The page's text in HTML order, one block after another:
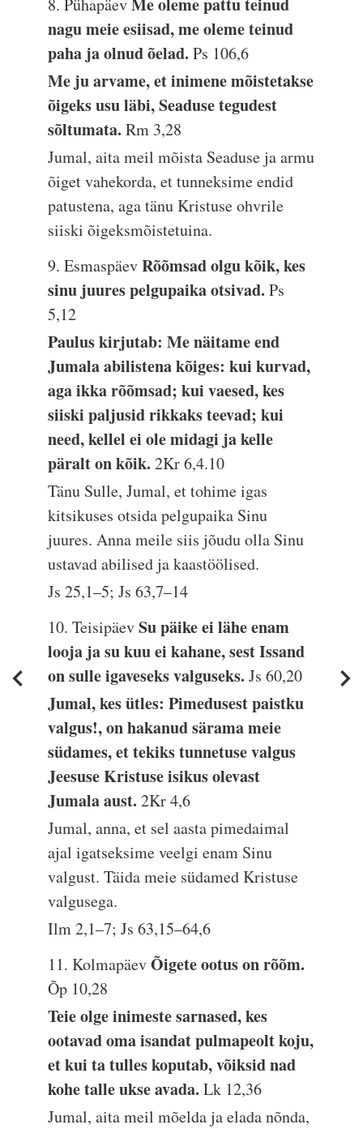
8. Pühapäev
nagu meie esiisad, me oleme teinud
paha ja olnud õelad.Ps 106,6
Me ju arvame, et inimene mõistetakse
õigeks usu läbi, Seaduse tegudest
sõltumata.Rm 3,28
Jumal, aita meil mõista Seaduse ja armu
õiget vahekorda, et tunneksime endid
patustena, aga tänu Kristuse ohvrile
siiski õigeksmõistetuina.
9. EsmaspäevRõõmsad olgu kõik, kes
sinu juures pelgupaika otsivad.Ps
5,12
Paulus kirjutab: Me näitame end
Jumala abilistena kõiges: kui kurvad,
aga ikka rõõmsad; kui vaesed, kes
siiski paljusid rikkaks teevad; kui
need, kellel ei ole midagi ja kelle
päralt on kõik.2Kr 6,4.10
Tänu Sulle, Jumal, et tohime igas
kitsikuses otsida pelgupaika Sinu
juures. Anna meile siis jõudu olla Sinu
ustavad abilised ja kaastöölised.
Js 25,1–5; Js 63,7–14
10. TeisipäevSu päike ei lähe enam
looja ja su kuu ei kahane, sest Issand
on sulle igaveseks valguseks.Js 60,20
Jumal, kes ütles: Pimedusest paistku
valgus!, on hakanud särama meie
südames, et tekiks tunnetuse valgus
Jeesuse Kristuse isikus olevast
Jumala aust.2Kr 4,6
Jumal, anna, et sel aasta pimedaimal
ajal igatseksime veelgi enam Sinu
valgust. Täida meie südamed Kristuse
valgusega.
Ilm 2,1–7; Js 63,15–64,6
11. KolmapäevÕigete ootus on rõõm.
Õp 10,28
Teie olge inimeste sarnased, kes
ootavad oma isandat pulmapeolt koju,
et kui ta tulles koputab, võiksid nad
kohe talle ukse avada.Lk 12,36
Jumal, aita meil mõelda ja elada nõnda,